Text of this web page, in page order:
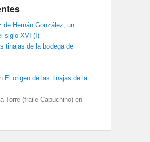
de Hernán González, un
siglo XVI (I)
tinajas de la bodega de
El origen de las tinajas de la
Torre (fraile Capuchino) en